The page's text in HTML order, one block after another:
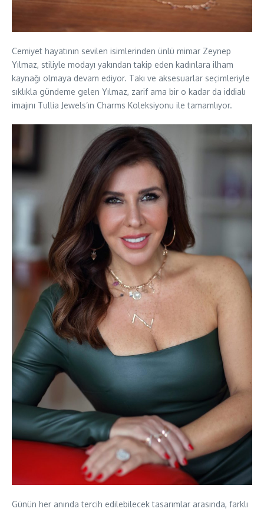
Cemiyet hayatının sevilen isimlerinden ünlü mimar Zeynep
Yılmaz, stiliyle modayı yakından takip eden kadınlara ilham
kaynağı olmaya devam ediyor. Takı ve aksesuarlar seçimleriyle
sıklıkla gündeme gelen Yılmaz, zarif ama bir o kadar da iddialı
imajını Tullia Jewels’ın Charms Koleksiyonu ile tamamlıyor.
Günün her anında tercih edilebilecek tasarımlar arasında, farklı